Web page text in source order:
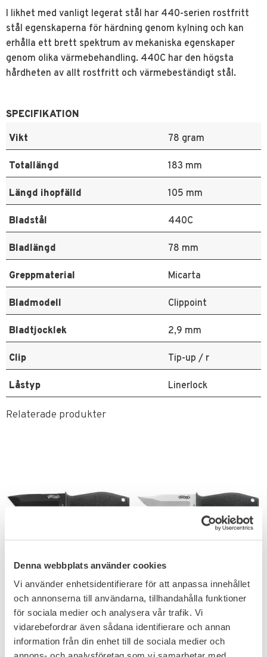
Denna webbplats använder cookies
Vi använder enhetsidentifierare för att anpassa innehållet
och annonserna till användarna, tillhandahålla funktioner
för sociala medier och analysera vår trafik. Vi
vidarebefordrar även sådana identifierare och annan
information från din enhet till de sociala medier och
I likhet med vanligt legerat stål har 440-serien rostfritt
stål egenskaperna för härdning genom kylning och kan
erhålla ett brett spektrum av mekaniska egenskaper
genom olika värmebehandling. 440C har den högsta
hårdheten av allt rostfritt och värmebeständigt stål.
SPECIFIKATION
Vikt
78 gram
Totallängd 183 mm
Längd ihopfälld 105 mm
Bladstål 440C
Bladlängd 78 mm
Greppmaterial Micarta
Bladmodell Clippoint
Bladtjocklek 2,9 mm
Clip Tip-up / r
Låstyp Linerlock
Relaterade produkter
Walther P22 TSK Kniv
Fast blad
Med Kydex fodral för att bära
runt nacken.
499KR
Walther P22 BSK Kniv
Fast blad
Bladlängd 6,2 cm med 440C-
stål.
499 KR